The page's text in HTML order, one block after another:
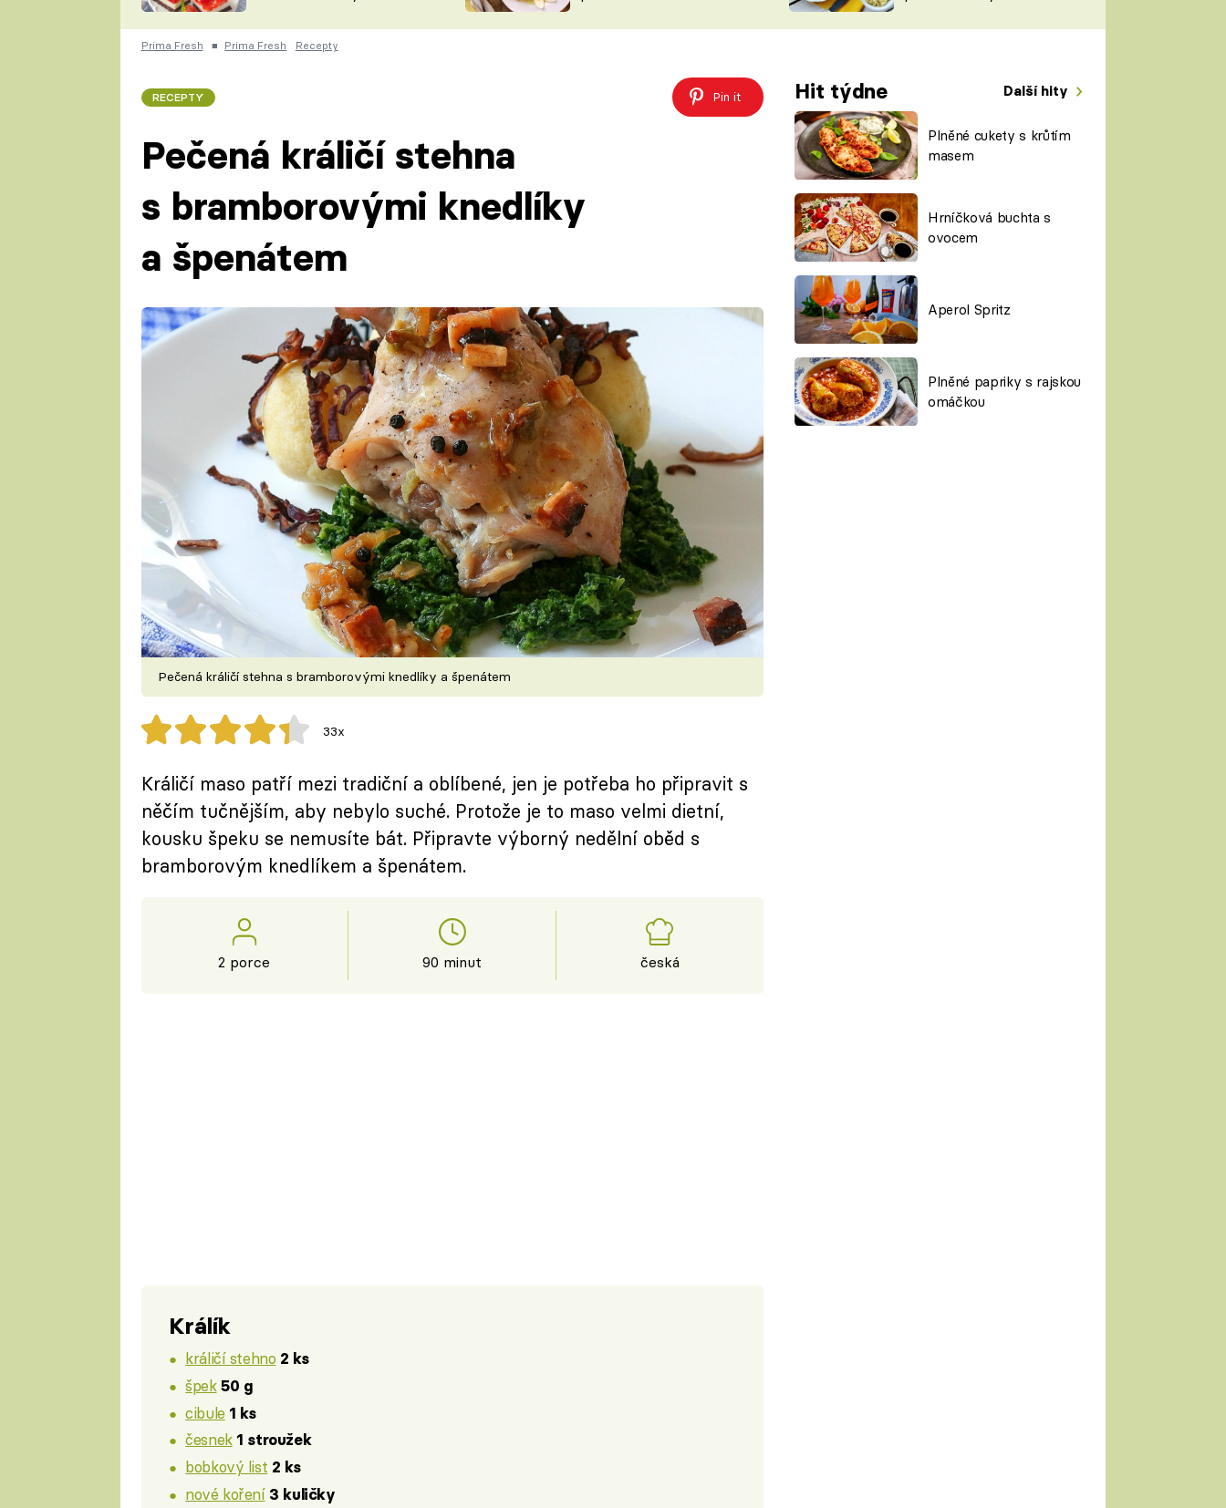
ČESKO NA TALÍŘI
VYCHYTÁVKY
ŠÉFREDAKTORKY
ČASOPIS
Prima Fresh ■ Prima Fresh Recepty
RECEPTY Pin it Hit týdne Další hity
Plněné cukety s krůtím
masem
Hrníčková buchta s
ovocem
Aperol Spritz
Plněné papriky s rajskou
omáčkou
Pečená králičí stehna
s bramborovými knedlíky
a špenátem
Pečená králičí stehna s bramborovými knedlíky a špenátem
33x
Králičí maso patří mezi tradiční a oblíbené, jen je potřeba ho připravit s
něčím tučnějším, aby nebylo suché. Protože je to maso velmi dietní,
kousku špeku se nemusíte bát. Připravte výborný nedělní oběd s
bramborovým knedlíkem a špenátem.
2 porce 90 minut česká
Králík
králičí stehno 2 ks
špek 50 g
cibule 1 ks
česnek 1 stroužek
bobkový list 2 ks
nové koření 3 kuličky